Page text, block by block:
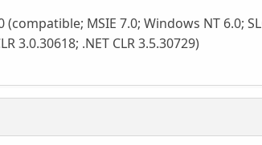
(compatible; MSIE 7.0; Windows NT 6.0;
3.0.30618; .NET CLR 3.5.30729)